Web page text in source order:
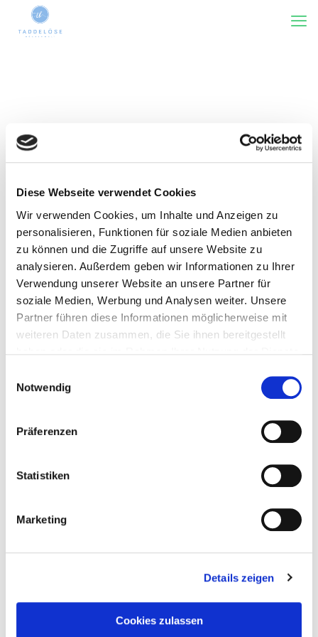
Diese Webseite verwendet Cookies
Wir verwenden Cookies, um Inhalte und Anzeigen zu
personalisieren, Funktionen für soziale Medien anbieten
zu können und die Zugriffe auf unsere Website zu
analysieren. Außerdem geben wir Informationen zu Ihrer
Verwendung unserer Website an unsere Partner für
soziale Medien, Werbung und Analysen weiter. Unsere
Partner führen diese Informationen möglicherweise mit
weiteren Daten zusammen, die Sie ihnen bereitgestellt
Notwendig
Präferenzen
Statistiken
Marketing
Details zeigen
Cookies zulassen
Kategorie(n) Tags
Rezensiert von
Zeige alles